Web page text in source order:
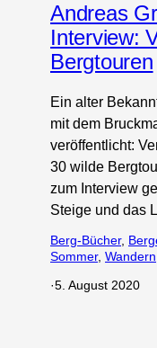
Andreas
Interview:
Bergtouren
Ein alter
mit dem
veröffentlicht:
30 wilde
zum Interview
Steige und das
Berg-Bücher,
Sommer, Wandern
·5. August 2020